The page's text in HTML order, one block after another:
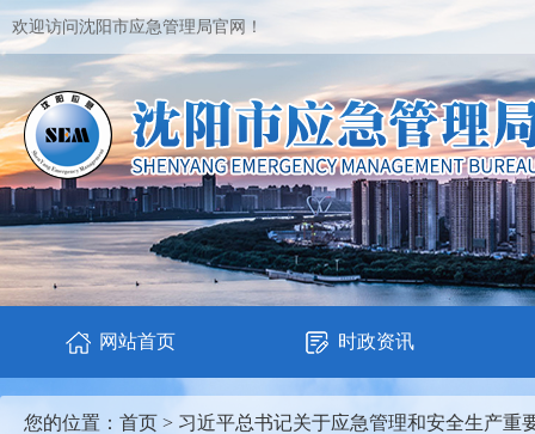
欢迎访问沈阳市应急管理局官网！
网站首页 时政资讯
您的位置： 首页 > 习近平总书记关于应急管理和安全生产重